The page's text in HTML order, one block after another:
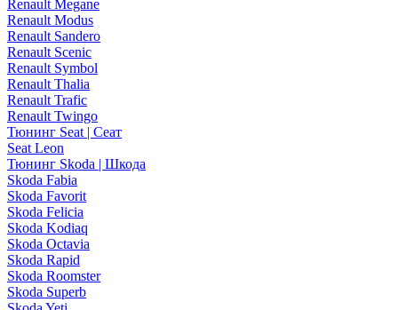
Renault Megane
Renault Modus
Renault Sandero
Renault Scenic
Renault Symbol
Renault Thalia
Renault Trafic
Renault Twingo
Тюнинг Seat | Сеат
Seat Leon
Тюнинг Skoda | Шкода
Skoda Fabia
Skoda Favorit
Skoda Felicia
Skoda Kodiaq
Skoda Octavia
Skoda Rapid
Skoda Roomster
Skoda Superb